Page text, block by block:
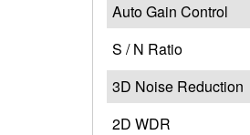
Auto Gain Control
S / N Ratio
3D Noise Reduction
2D WDR